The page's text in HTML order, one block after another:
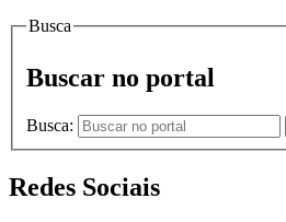
Busca
Buscar no portal
Busca:
Redes Sociais